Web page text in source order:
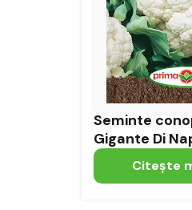
Seminte
Gigante Di
Citeşte